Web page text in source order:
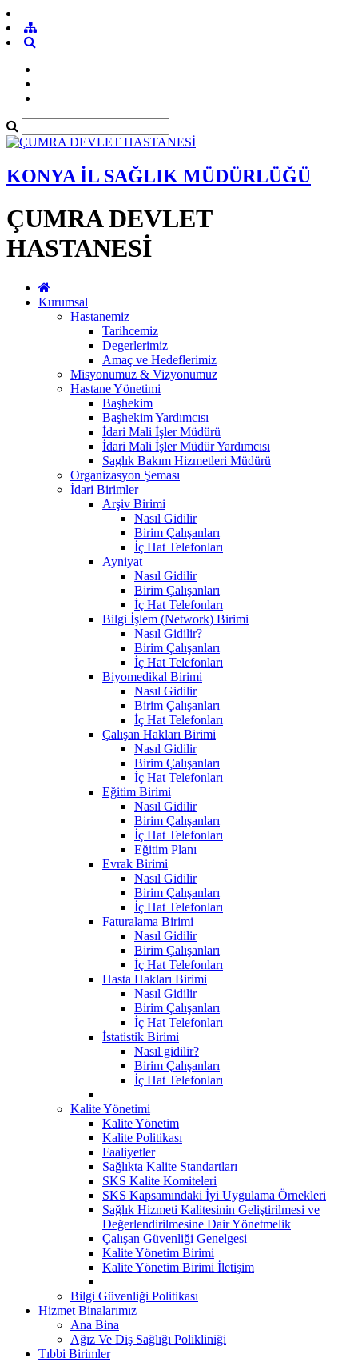
KONYA İL SAĞLIK MÜDÜRLÜĞÜ
ÇUMRA DEVLET
HASTANESİ
Kurumsal
Hastanemiz
Tarihcemiz
Degerlerimiz
Amaç ve Hedeflerimiz
Misyonumuz & Vizyonumuz
Hastane Yönetimi
Başhekim
Başhekim Yardımcısı
İdari Mali İşler Müdürü
İdari Mali İşler Müdür Yardımcısı
Saglık Bakım Hizmetleri Müdürü
Organizasyon Şeması
İdari Birimler
Arşiv Birimi
Nasıl Gidilir
Birim Çalışanları
İç Hat Telefonları
Ayniyat
Nasıl Gidilir
Birim Çalışanları
İç Hat Telefonları
Bilgi İşlem (Network) Birimi
Nasıl Gidilir?
Birim Çalışanları
İç Hat Telefonları
Biyomedikal Birimi
Nasıl Gidilir
Birim Çalışanları
İç Hat Telefonları
Çalışan Hakları Birimi
Nasıl Gidilir
Birim Çalışanları
İç Hat Telefonları
Eğitim Birimi
Nasıl Gidilir
Birim Çalışanları
İç Hat Telefonları
Eğitim Planı
Evrak Birimi
Nasıl Gidilir
Birim Çalışanları
İç Hat Telefonları
Faturalama Birimi
Nasıl Gidilir
Birim Çalışanları
İç Hat Telefonları
Hasta Hakları Birimi
Nasıl Gidilir
Birim Çalışanları
İç Hat Telefonları
İstatistik Birimi
Nasıl gidilir?
Birim Çalışanları
İç Hat Telefonları
Kalite Yönetimi
Kalite Yönetim
Kalite Politikası
Faaliyetler
Sağlıkta Kalite Standartları
SKS Kalite Komiteleri
SKS Kapsamındaki İyi Uygulama Örnekleri
Sağlık Hizmeti Kalitesinin Geliştirilmesi ve
Değerlendirilmesine Dair Yönetmelik
Çalışan Güvenliği Genelgesi
Kalite Yönetim Birimi
Kalite Yönetim Birimi İletişim
Bilgi Güvenliği Politikası
Hizmet Binalarımız
Ana Bina
Ağız Ve Diş Sağlığı Polikliniği
Tıbbi Birimler